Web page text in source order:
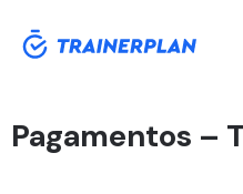
Pagamentos –